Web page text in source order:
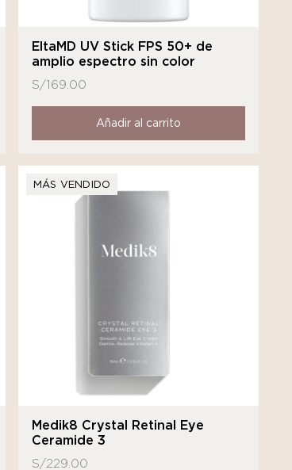
EltaMD UV Stick FPS 50+ de
amplio espectro sin color
S/169.00
Añadir al carrito
MÁS VENDIDO
Medik8 Crystal Retinal Eye
Ceramide 3
S/229.00